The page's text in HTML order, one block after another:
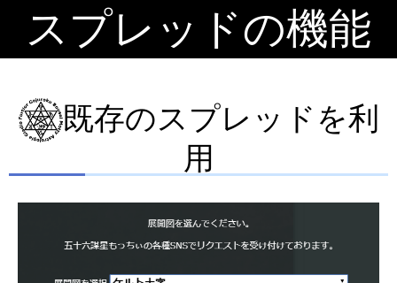
スプレッドの機能
既存のスプレッドを利
用